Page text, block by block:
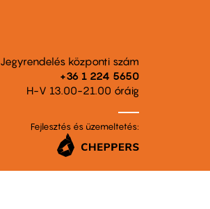
Jegyrendelés központi szám
+36 1 224 5650
H-V 13.00-21.00 óráig
Fejlesztés és üzemeltetés: